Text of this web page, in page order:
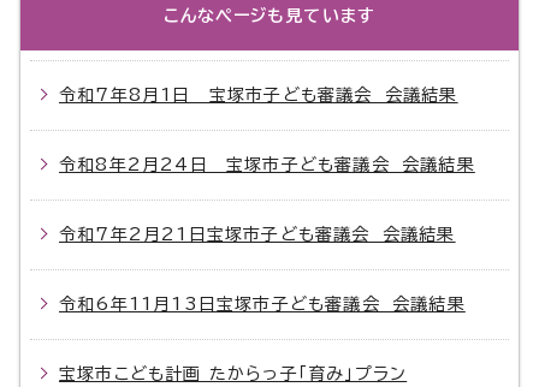
こんなページも見ています
令和7年8月1日 宝塚市子ども審議会 会議結果
令和8年2月24日 宝塚市子ども審議会 会議結果
令和7年2月21日宝塚市子ども審議会 会議結果
令和6年11月13日宝塚市子ども審議会 会議結果
宝塚市こども計画 たからっ子「育み」プラン